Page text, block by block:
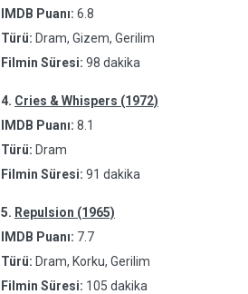
IMDB Puanı: 6.8
Türü: Dram, Gizem, Gerilim
Filmin Süresi: 98 dakika
4. Cries & Whispers (1972)
IMDB Puanı: 8.1
Türü: Dram
Filmin Süresi: 91 dakika
5. Repulsion (1965)
IMDB Puanı: 7.7
Türü: Dram, Korku, Gerilim
Filmin Süresi: 105 dakika